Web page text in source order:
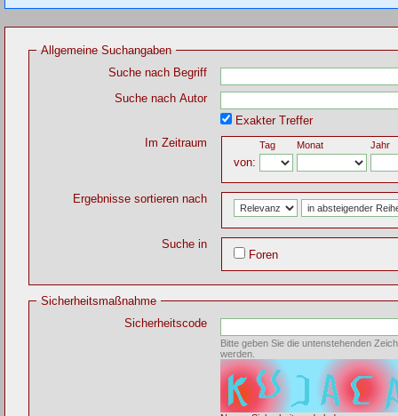
Allgemeine Suchangaben
Suche nach Begriff
Suche nach Autor
Exakter Treffer
Im Zeitraum
von:
Tag Monat Jahr
Ergebnisse sortieren nach
Suche in
Foren
Sicherheitsmaßnahme
Sicherheitscode
Bitte geben Sie die untenstehenden
werden.